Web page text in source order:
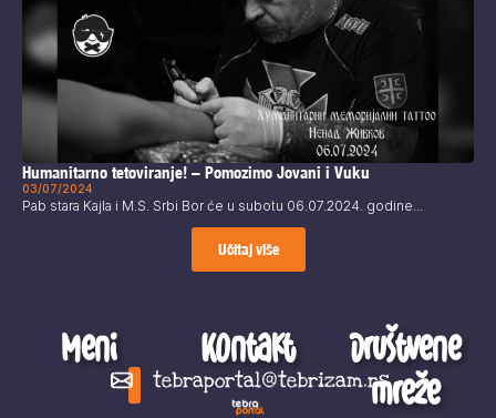
Humanitarno tetoviranje! – Pomozimo Jovani i Vuku
03/07/2024
Pab stara Kajla i M.S. Srbi Bor će u subotu 06.07.2024. godine...
Učitaj više
Meni Kontakt
tebraportal@tebrizam.rs
Društvene
mreže